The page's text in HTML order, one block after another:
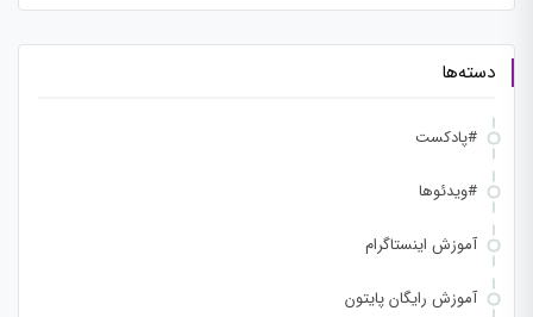
دسته‌ها
#پادکست
#ویدئوها
آموزش اینستاگرام
آموزش رایگان پایتون